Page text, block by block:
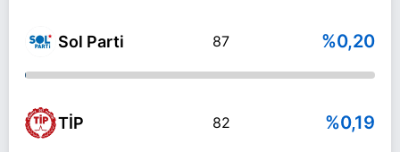
Sol Parti 87 %0,20
TİP 82 %0,19